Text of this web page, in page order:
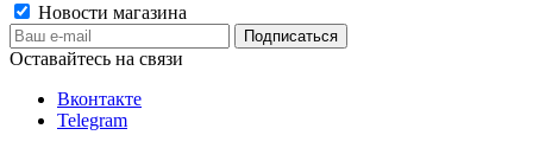
Новости магазина
Оставайтесь на связи
Вконтакте
Telegram